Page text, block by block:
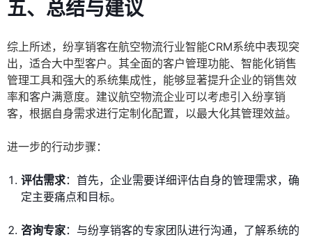
五、总结与建议
综上所述，纷享销客在航空物流行业智能CRM系统中表现突
出，适合大中型客户。其全面的客户管理功能、智能化销售
管理工具和强大的系统集成性，能够显著提升企业的销售效
率和客户满意度。建议航空物流企业可以考虑引入纷享销
客，根据自身需求进行定制化配置，以最大化其管理效益。
进一步的行动步骤：
评估需求：首先，企业需要详细评估自身的管理需求，确
定主要痛点和目标。
咨询专家：与纷享销客的专家团队进行沟通，了解系统的